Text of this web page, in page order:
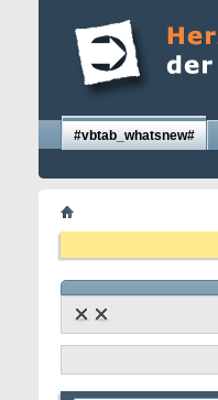
#vbtab_whatsnew#